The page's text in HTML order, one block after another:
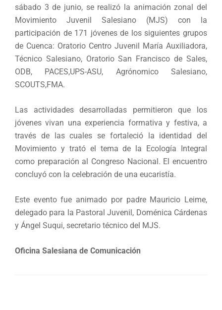
sábado 3 de junio, se realizó la animación zonal del
Movimiento Juvenil Salesiano (MJS) con la
participación de 171 jóvenes de los siguientes grupos
de Cuenca: Oratorio Centro Juvenil María Auxiliadora,
Técnico Salesiano, Oratorio San Francisco de Sales,
ODB, PACES,UPS-ASU, Agrónomico Salesiano,
SCOUTS,FMA.
Las actividades desarrolladas permitieron que los
jóvenes vivan una experiencia formativa y festiva, a
través de las cuales se fortaleció la identidad del
Movimiento y trató el tema de la Ecología Integral
como preparación al Congreso Nacional. El encuentro
concluyó con la celebración de una eucaristía.
Este evento fue animado por padre Mauricio Leime,
delegado para la Pastoral Juvenil, Doménica Cárdenas
y Ángel Suqui, secretario técnico del MJS.
Oficina Salesiana de Comunicación